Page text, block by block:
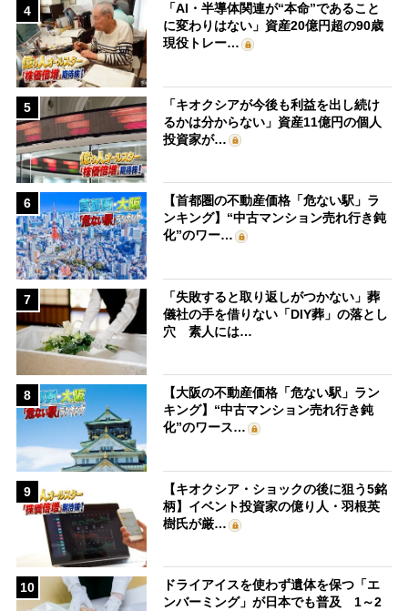
4
「AI・半導体関連が“本命”であること
に変わりはない」資産20億円超の90歳
現役トレー…
5
「キオクシアが今後も利益を出し続け
るかは分からない」資産11億円の個人
投資家が…
6
【首都圏の不動産価格「危ない駅」ラ
ンキング】“中古マンション売れ行き鈍
化”のワー…
7
「失敗すると取り返しがつかない」葬
儀社の手を借りない「DIY葬」の落とし
穴 素人には…
8
【大阪の不動産価格「危ない駅」ラン
キング】“中古マンション売れ行き鈍
化”のワース…
9
【キオクシア・ショックの後に狙う5銘
柄】イベント投資家の億り人・羽根英
樹氏が厳…
10
ドライアイスを使わず遺体を保つ「エ
ンバーミング」が日本でも普及 1～2